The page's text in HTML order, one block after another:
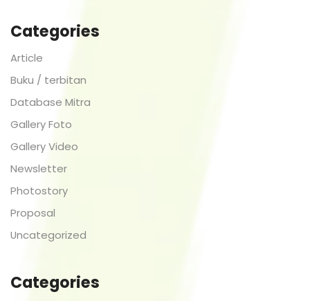
Categories
Article
Buku / terbitan
Database Mitra
Gallery Foto
Gallery Video
Newsletter
Photostory
Proposal
Uncategorized
Categories